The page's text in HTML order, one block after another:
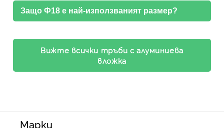
Защо Ф18 е най-използваният размер?
Вижте всички тръби с алуминиева
вложка
Марки